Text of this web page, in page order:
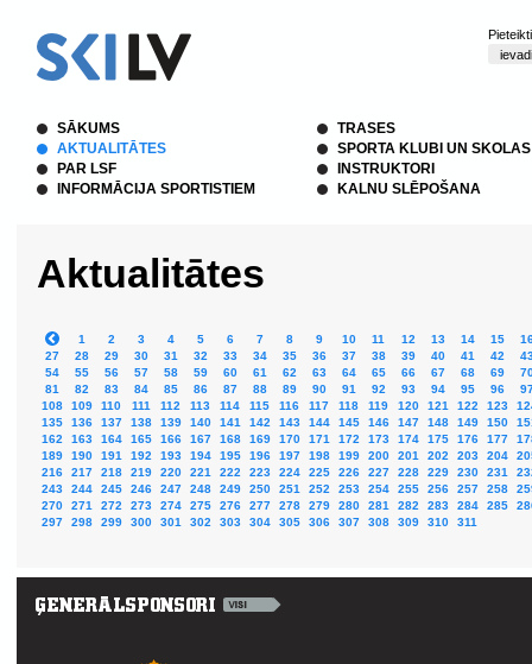
SĀKUMS
AKTUALITĀTES
PAR LSF
INFORMĀCIJA SPORTISTIEM
TRASES
SPORTA KLUBI UN SKOLAS
INSTRUKTORI
KALNU SLĒPOŠANA
Aktualitātes
1 2 3 4 5 6 7 8 9 10 11 12 13 14 15
27
28 29 30 31 32 33 34 35 36 37 38 39 40 41 42
54
55 56 57 58 59 60 61 62 63 64 65 66 67 68 69
81
82 83 84 85 86 87 88 89 90 91 92 93 94 95 96
108
109 110 111 112 113 114 115 116 117 118 119 120 121 122 123
135
136 137 138 139 140 141 142 143 144 145 146 147 148 149 150
162
163 164 165 166 167 168 169 170 171 172 173 174 175 176 177
189
190 191 192 193 194 195 196 197 198 199 200 201 202 203 204
216
217 218 219 220 221 222 223 224 225 226 227 228 229 230 231
243
244 245 246 247 248 249 250 251 252 253 254 255 256 257 258
270
271 272 273 274 275 276 277 278 279 280 281 282 283 284 285
297
298 299 300 301 302 303 304 305 306 307 308 309 310 311